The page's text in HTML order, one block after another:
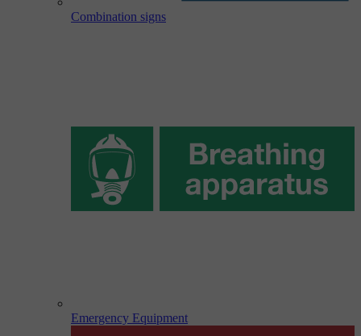
Combination signs
Emergency Equipment